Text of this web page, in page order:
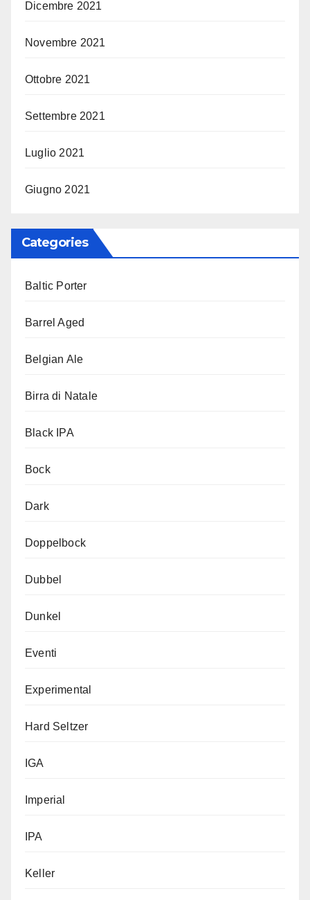
Dicembre 2021
Novembre 2021
Ottobre 2021
Settembre 2021
Luglio 2021
Giugno 2021
Categories
Baltic Porter
Barrel Aged
Belgian Ale
Birra di Natale
Black IPA
Bock
Dark
Doppelbock
Dubbel
Dunkel
Eventi
Experimental
Hard Seltzer
IGA
Imperial
IPA
Keller